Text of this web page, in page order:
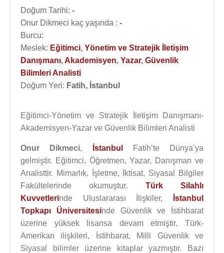
Doğum Tarihi: -
Onur Dikmeci kaç yaşında : -
Burcu:
Meslek: Eğitimci, Yönetim ve Stratejik İletişim
Danışmanı,Akademisyen, Yazar, Güvenlik
Bilimleri Analisti
Doğum Yeri: Fatih, İstanbul
Eğitimci-Yönetim ve Stratejik İletişim Danışmanı-
Akademisyen-Yazar ve Güvenlik Bilimleri Analisti
Onur Dikmeci, İstanbul
Fatih’te Dünya’ya
gelmiştir. Eğitimci, Öğretmen, Yazar, Danışman ve
Analisttir. Mimarlık, İşletme, İktisat, Siyasal Bilgiler
Fakültelerinde okumuştur. Türk Silahlı
Kuvvetlerinde Uluslararası İlişkiler,
İstanbul
Topkapı Üniversitesinde Güvenlik ve İstihbarat
üzerine yüksek lisansa devam etmiştir. Türk-
Amerikan ilişkileri, İstihbarat, Milli Güvenlik ve
Siyasal bilimler üzerine kitaplar yazmıştır. Bazı